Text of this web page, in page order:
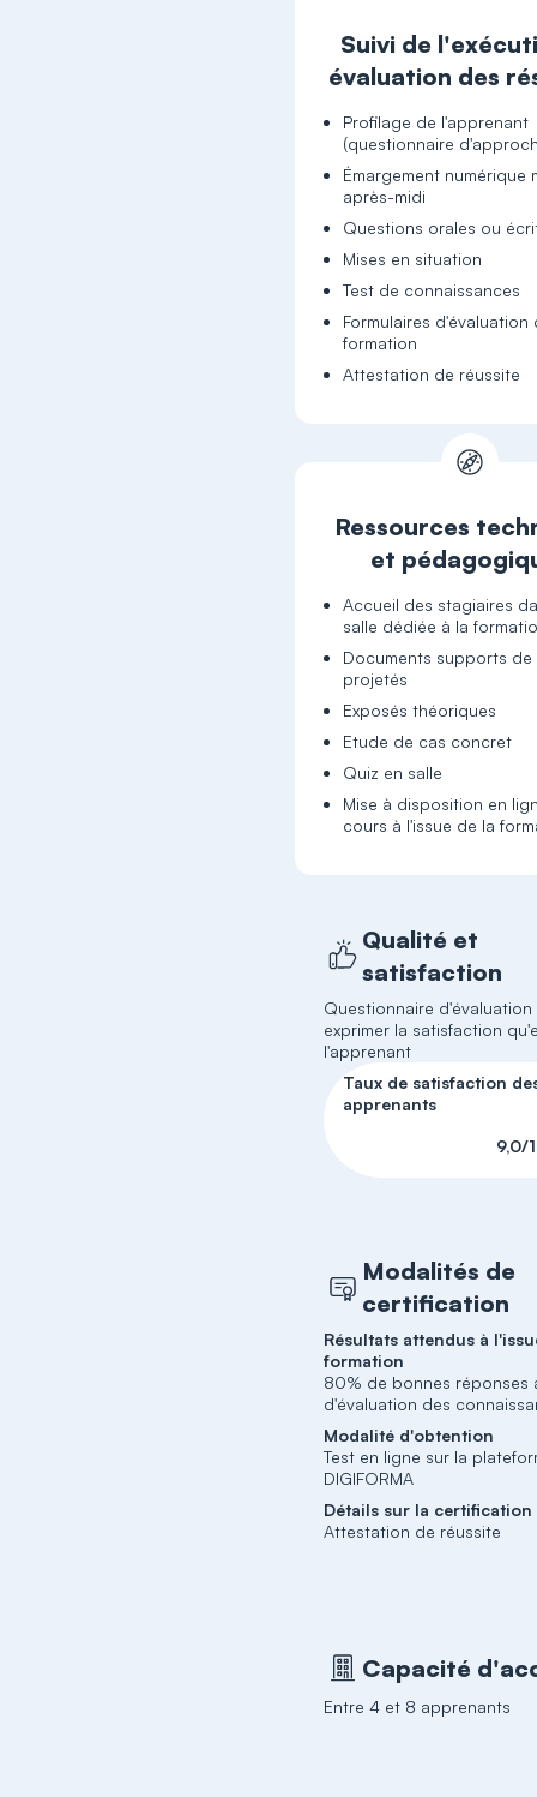
Suivi de
évaluation des
Profilage de l'apprenant
(questionnaire
Émargement numérique
après-midi
Questions orales ou
Mises en situation
Test de connaissances
Formulaires d'évaluation
formation
Attestation de réussite
Ressources
et
Accueil des stagiaires
salle dédiée à la
Documents supports
projetés
Exposés théoriques
Etude de cas concret
Quiz en salle
Mise à disposition en
cours à l'issue de la
Qualité et
satisfaction
Questionnaire
exprimer la satisfaction
l'apprenant
Taux de satisfaction
apprenants
9,0/
Modalités de
certification
Résultats attendus à
formation
80% de bonnes réponses
d'évaluation des
Modalité d'obtention
Test en ligne sur la
DIGIFORMA
Détails sur la certification
Attestation de réussite
Capacité
Entre 4 et 8 apprenants